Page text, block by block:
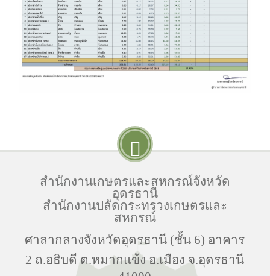
สำนักงานเกษตรและสหกรณ์จังหวัด
อุดรธานี
สำนักงานปลัดกระทรวงเกษตรและ
สหกรณ์
ศาลากลางจังหวัดอุดรธานี (ชั้น 6) อาคาร
2 ถ.อธิบดี ต.หมากแข้ง อ.เมือง จ.อุดรธานี